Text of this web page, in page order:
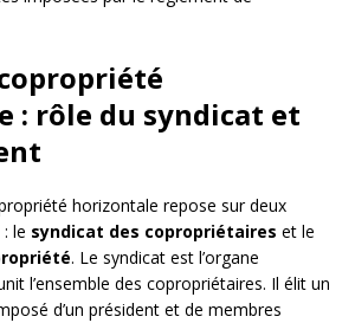
: rôle du syndicat et
horizontale repose sur deux
le syndicat des copropriétaires et le
. Le syndicat est l’organe
l’ensemble des copropriétaires. Il élit un
d’un président et de membres